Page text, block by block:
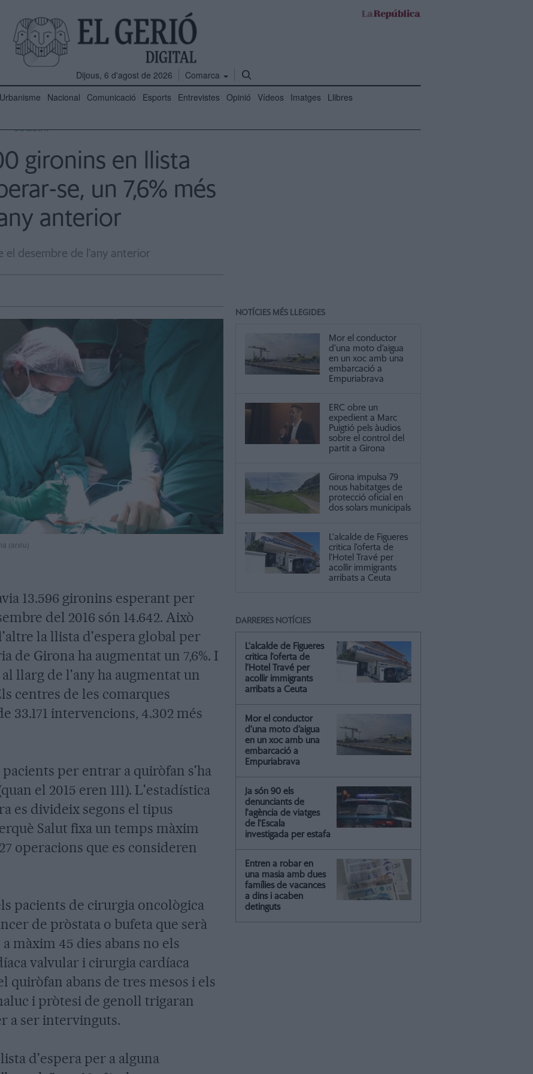
Dijous, 6 d'agost de 2026
Comarca
Urbanisme Nacional Comunicació Esports Entrevistes Opinió Vídeos Imatges Llibres
SOCIETAT
gironins en llista
se, un 7,6% més
anterior
el desembre de l'any anterior
(arxiu)
13.596 gironins esperant per
del 2016 són 14.642. Això
la llista d'espera global per
de Girona ha augmentat un 7,6%. I
llarg de l'any ha augmentat un
centres de les comarques
33.171 intervencions, 4.302 més
per entrar a quiròfan s'ha
el 2015 eren 111). L'estadística
es divideix segons el tipus
Salut fixa un temps màxim
operacions que es consideren
pacients de cirurgia oncològica
de pròstata o bufeta que serà
màxim 45 dies abans no els
valvular i cirurgia cardíaca
quiròfan abans de tres mesos i els
i pròtesi de genoll trigaran
a ser intervinguts.
d'espera per a alguna
NOTÍCIES MÉS LLEGIDES
Mor el conductor
d’una moto d’aigua
en un xoc amb una
embarcació a
Empuriabrava
ERC obre un
expedient a Marc
Puigtió pels àudios
sobre el control del
partit a Girona
Girona impulsa 79
nous habitatges de
protecció oficial en
dos solars municipals
L'alcalde de Figueres
critica l’oferta de
l’Hotel Travé per
acollir immigrants
arribats a Ceuta
DARRERES NOTÍCIES
L'alcalde de Figueres
critica l’oferta de
l’Hotel Travé per
acollir immigrants
arribats a Ceuta
Mor el conductor
d’una moto d’aigua
en un xoc amb una
embarcació a
Empuriabrava
Ja són 90 els
denunciants de
l'agència de viatges
de l'Escala
investigada per estafa
Entren a robar en
una masia amb dues
famílies de vacances
a dins i acaben
detinguts